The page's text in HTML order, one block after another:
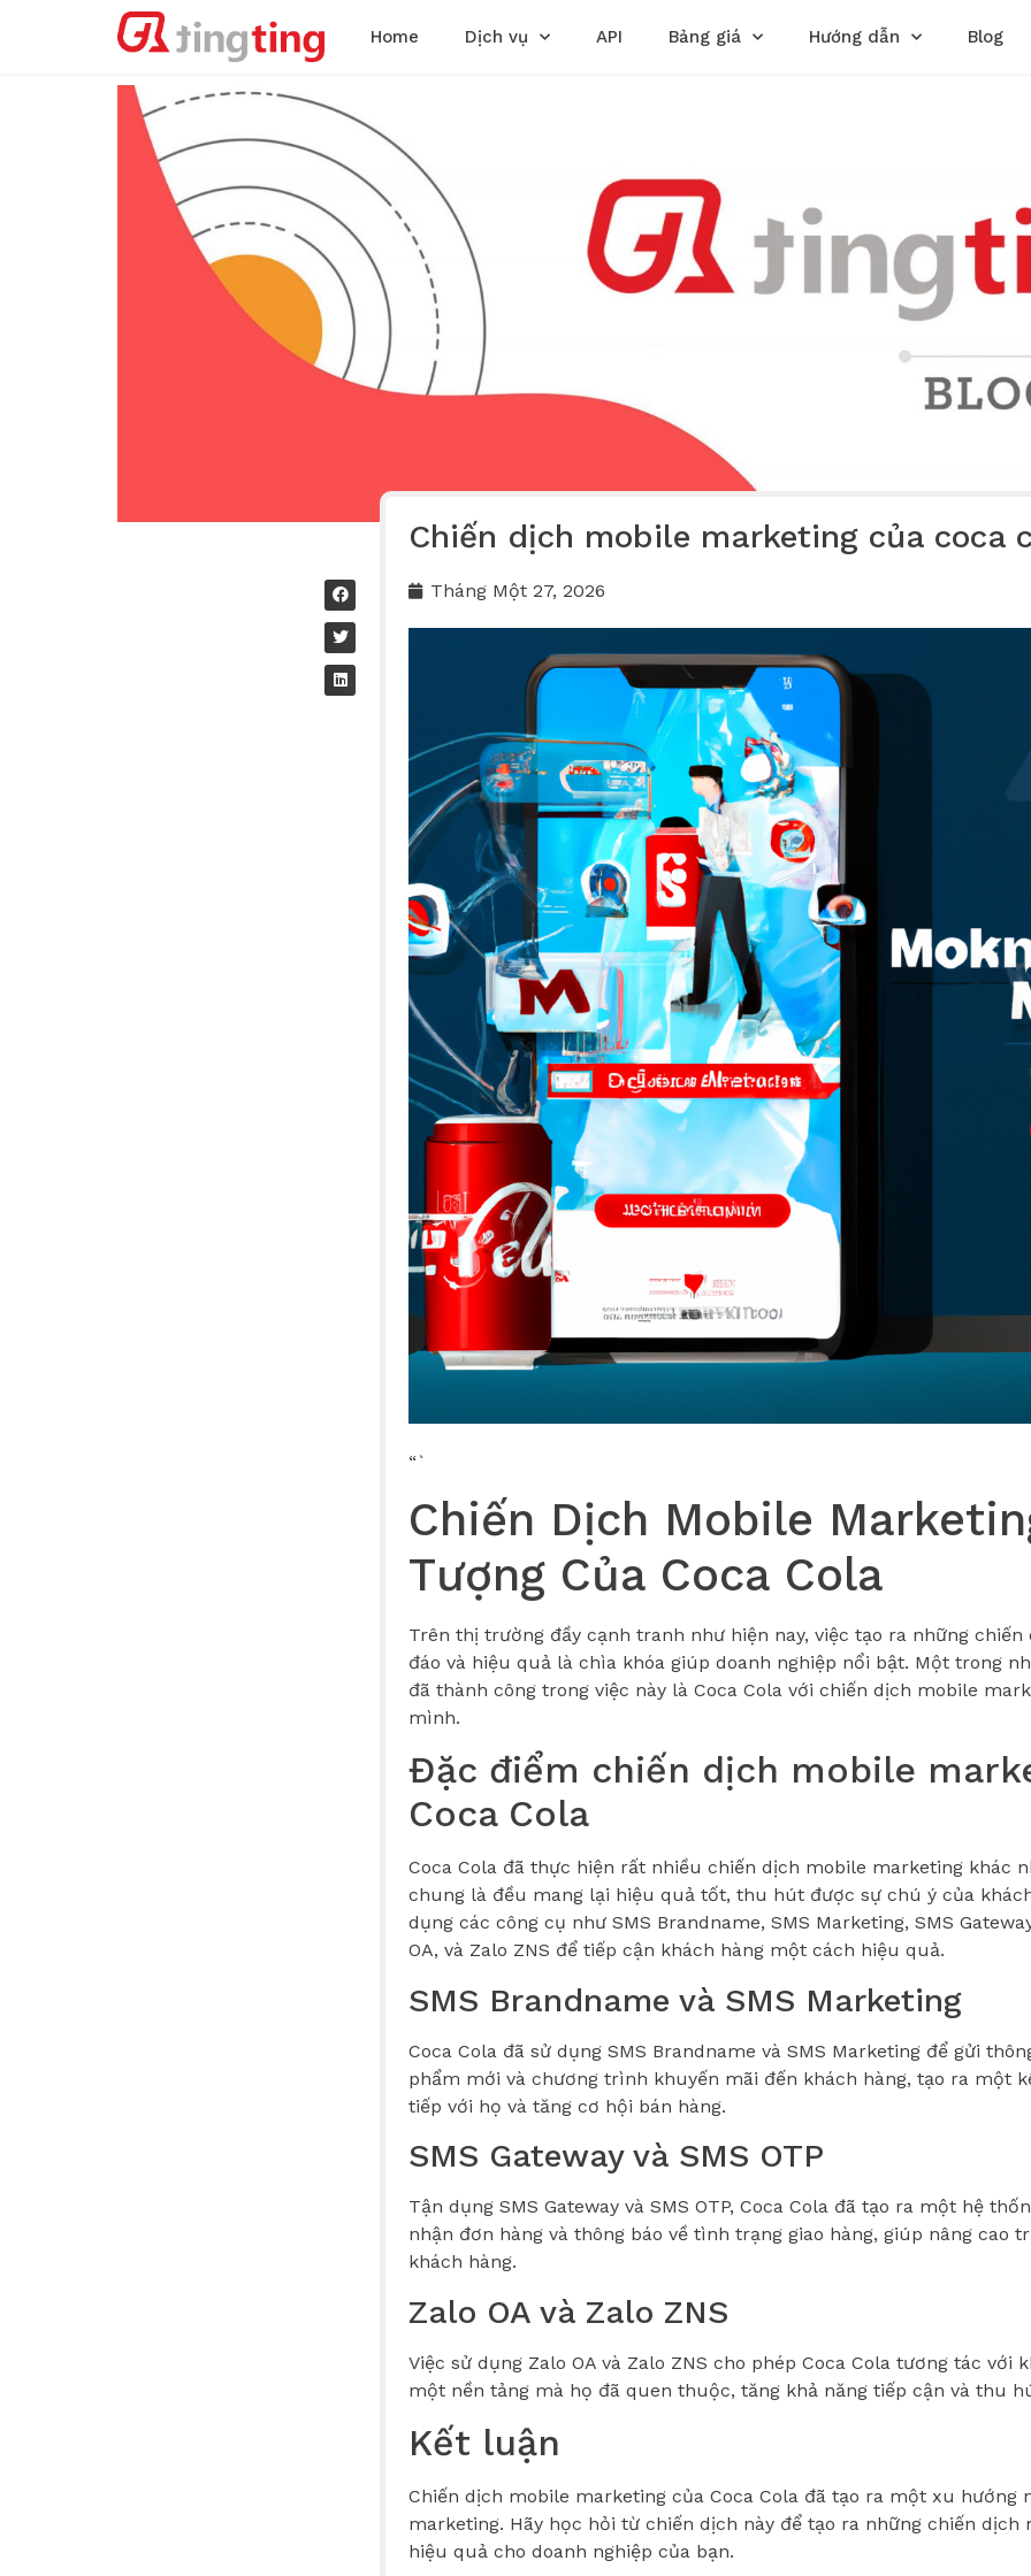
Home Dịch vụ API Bảng giá Hướng dẫn Blog
Chiến dịch mobile marketing của coca
Tháng Một 27, 2026
“`
Chiến Dịch Mobile
Tượng Của Coca Cola
Trên thị trường đầy cạnh tranh như hiện nay, việc tạo ra những
đáo và hiệu quả là chìa khóa giúp doanh nghiệp nổi bật. Một trong
đã thành công trong việc này là Coca Cola với chiến dịch mobile
mình.
Đặc điểm chiến dịch mobile
Coca Cola
Coca Cola đã thực hiện rất nhiều chiến dịch mobile marketing khác
chung là đều mang lại hiệu quả tốt, thu hút được sự chú ý của
dụng các công cụ như SMS Brandname, SMS Marketing, SMS
OA, và Zalo ZNS để tiếp cận khách hàng một cách hiệu quả.
SMS Brandname và SMS Marketing
Coca Cola đã sử dụng SMS Brandname và SMS Marketing để gửi
phẩm mới và chương trình khuyến mãi đến khách hàng, tạo ra một
tiếp với họ và tăng cơ hội bán hàng.
SMS Gateway và SMS OTP
Tận dụng SMS Gateway và SMS OTP, Coca Cola đã tạo ra một hệ
nhận đơn hàng và thông báo về tình trạng giao hàng, giúp nâng cao
khách hàng.
Zalo OA và Zalo ZNS
Việc sử dụng Zalo OA và Zalo ZNS cho phép Coca Cola tương tác với
một nền tảng mà họ đã quen thuộc, tăng khả năng tiếp cận và thu
Kết luận
Chiến dịch mobile marketing của Coca Cola đã tạo ra một xu hướng
marketing. Hãy học hỏi từ chiến dịch này để tạo ra những chiến dịch
hiệu quả cho doanh nghiệp của bạn.